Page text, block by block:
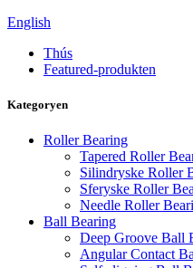
English
Thús
Featured-produkten
Kategoryen
Roller Bearing
Tapered Roller
Silindryske Roller
Sferyske Roller
Needle Roller
Ball Bearing
Deep Groove Ball
Angular Contact